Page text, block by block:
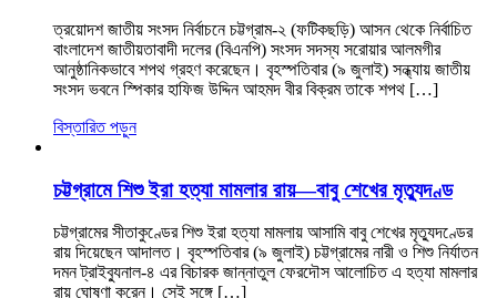
ত্রয়োদশ জাতীয় সংসদ নির্বাচনে চট্টগ্রাম-২ (ফটিকছড়ি) আসন থেকে নির্বাচিত
বাংলাদেশ জাতীয়তাবাদী দলের (বিএনপি) সংসদ সদস্য সরোয়ার আলমগীর
আনুষ্ঠানিকভাবে শপথ গ্রহণ করেছেন। বৃহস্পতিবার (৯ জুলাই) সন্ধ্যায় জাতীয়
সংসদ ভবনে স্পিকার হাফিজ উদ্দিন আহমদ বীর বিক্রম তাকে শপথ […]
বিস্তারিত পড়ুন
চট্টগ্রামে শিশু ইরা হত্যা মামলার রায়—বাবু শেখের মৃত্যুদণ্ড
চট্টগ্রামের সীতাকুণ্ডের শিশু ইরা হত্যা মামলায় আসামি বাবু শেখের মৃত্যুদণ্ডের
রায় দিয়েছেন আদালত। বৃহস্পতিবার (৯ জুলাই) চট্টগ্রামের নারী ও শিশু নির্যাতন
দমন ট্রাইব্যুনাল-৪ এর বিচারক জান্নাতুল ফেরদৌস আলোচিত এ হত্যা মামলার
রায় ঘোষণা করেন। সেই সঙ্গে […]